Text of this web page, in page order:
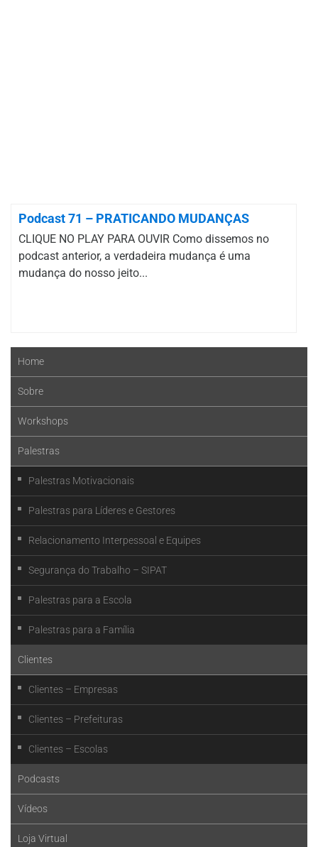
Podcast 71 – PRATICANDO MUDANÇAS
CLIQUE NO PLAY PARA OUVIR Como dissemos no
podcast anterior, a verdadeira mudança é uma
mudança do nosso jeito...
Home
Sobre
Workshops
Palestras
Palestras Motivacionais
Palestras para Líderes e Gestores
Relacionamento Interpessoal e Equipes
Segurança do Trabalho – SIPAT
Palestras para a Escola
Palestras para a Família
Clientes
Clientes – Empresas
Clientes – Prefeituras
Clientes – Escolas
Podcasts
Vídeos
Loja Virtual